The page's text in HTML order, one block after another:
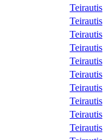
Teirautis
Teirautis
Teirautis
Teirautis
Teirautis
Teirautis
Teirautis
Teirautis
Teirautis
Teirautis